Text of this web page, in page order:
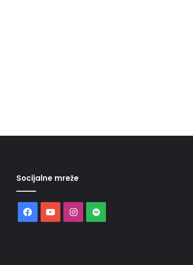
Socijalne mreže
Facebook
YouTubeInstagram
Spotify